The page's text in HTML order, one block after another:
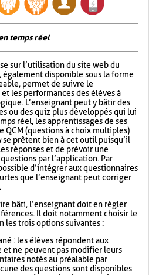
temps réel
sur l’utilisation du site web du
disponible sous la forme
permet de suivre le
les performances des élèves à
L’enseignant peut y bâtir des
ou des quiz plus développés qui lui
réel, les apprentissages de ses
QCM (questions à choix multiples)
se prêtent bien à cet outil puisqu’il
réponses et de prévoir une
par l’application. Par
d’intégrer aux questionnaires
que l’enseignant peut corriger
bâti, l’enseignant doit en régler
Il doit notamment choisir le
les trois options suivantes :
: les élèves répondent aux
et ne peuvent pas modifier leurs
notés au préalable par
des questions sont disponibles